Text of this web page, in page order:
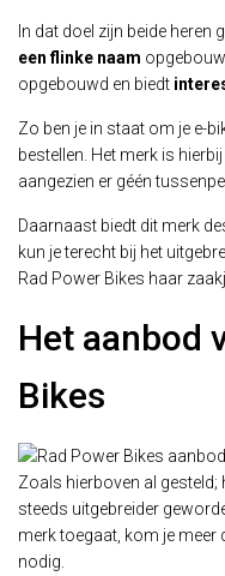
In dat doel zijn beide heren
een flinke naam
opgebouwd en biedt
Zo ben je in staat om je e-
bestellen. Het merk is
aangezien er géén
Daarnaast biedt dit merk
kun je terecht bij het
Rad Power Bikes haar
Het aanbod
Bikes
Zoals hierboven al gesteld;
steeds uitgebreider
merk toegaat, kom je meer
nodig.